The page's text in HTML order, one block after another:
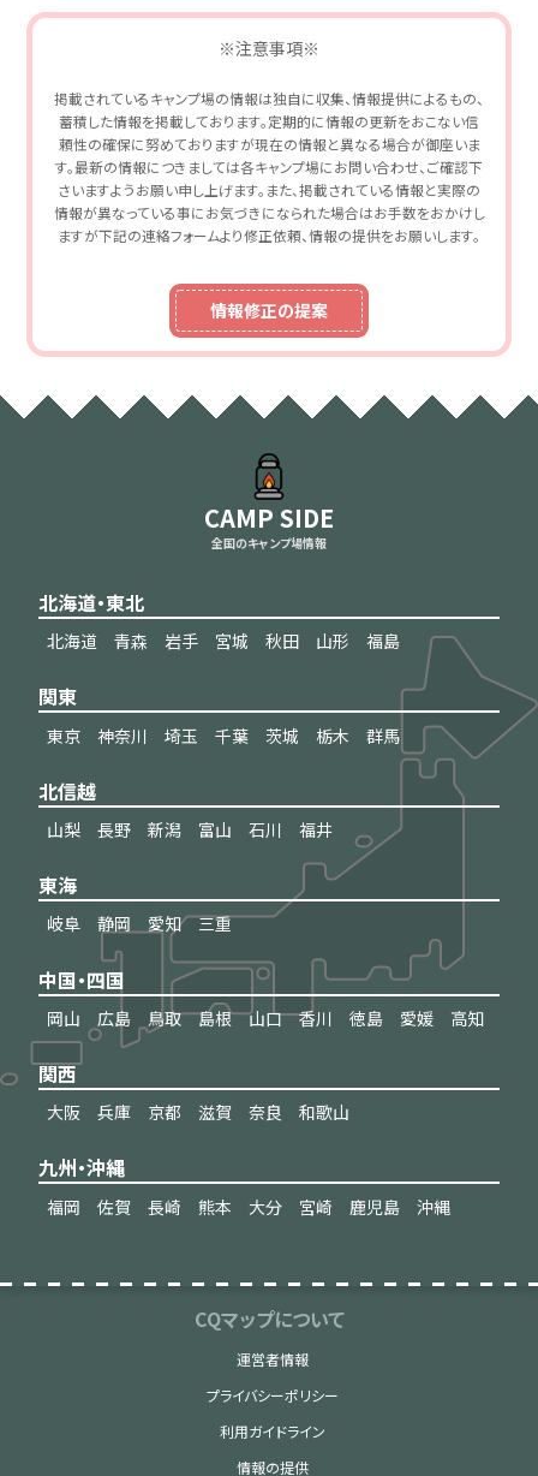
※注意事項※
掲載されているキャンプ場の情報は独自に収集、情報提供によるもの、
蓄積した情報を掲載しております。定期的に情報の更新をおこない信
頼性の確保に努めておりますが現在の情報と異なる場合が御座いま
す。最新の情報につきましては各キャンプ場にお問い合わせ、ご確認下
さいますようお願い申し上げます。また、掲載されている情報と実際の
情報が異なっている事にお気づきになられた場合はお手数をおかけし
ますが下記の連絡フォームより修正依頼、情報の提供をお願いします。
情報修正の提案
CAMP SIDE
全国のキャンプ場情報
北海道・東北
北海道 青森 岩手 宮城 秋田 山形 福島
関東
東京 神奈川 埼玉 千葉 茨城 栃木 群馬
北信越
山梨 長野 新潟 富山 石川 福井
東海
岐阜 静岡 愛知 三重
中国・四国
岡山 広島 鳥取 島根 山口 香川 徳島 愛媛 高知
関西
大阪 兵庫 京都 滋賀 奈良 和歌山
九州・沖縄
福岡 佐賀 長崎 熊本 大分 宮崎 鹿児島 沖縄
CQマップについて
運営者情報
プライバシーポリシー
利用ガイドライン
情報の提供